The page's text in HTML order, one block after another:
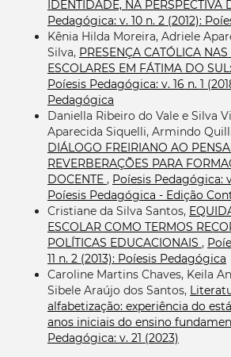
IDENTIDADE, NA PERSPECTIVA
Pedagógica: v. 10 n. 2 (2012):
Kênia Hilda Moreira, Adriele
Silva, PRESENÇA CATÓLICA
ESCOLARES EM FÁTIMA DO
Poíesis Pedagógica: v. 16 n. 1
Pedagógica
Daniella Ribeiro do Vale e Silva
Aparecida Siquelli, Armindo
DIÁLOGO FREIRIANO AO
REVERBERAÇÕES PARA
DOCENTE , Poíesis Pedagógica:
Poíesis Pedagógica - Edição
Cristiane da Silva Santos,
ESCOLAR COMO TERMOS
POLÍTICAS EDUCACIONAIS ,
11 n. 2 (2013): Poíesis Pedagógica
Caroline Martins Chaves, Keila
Sibele Araújo dos Santos,
alfabetização: experiência do
anos iniciais do ensino
Pedagógica: v. 21 (2023)